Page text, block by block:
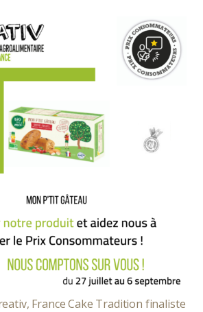
France Cake Tradition finaliste